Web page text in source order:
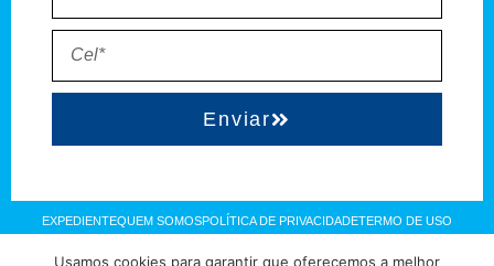
Enviar
EXPEDIENTEQUEM SOMOSPOLÍTICA DE PRIVACIDADETERMO DE USO
Usamos cookies para garantir que oferecemos a melhor